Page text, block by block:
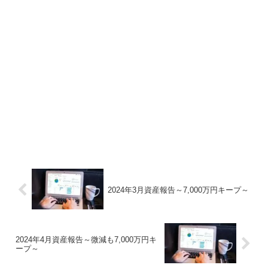
2024年3月資産報告～7,000万円キープ～
2024年4月資産報告～微減も7,000万円キ
ープ～